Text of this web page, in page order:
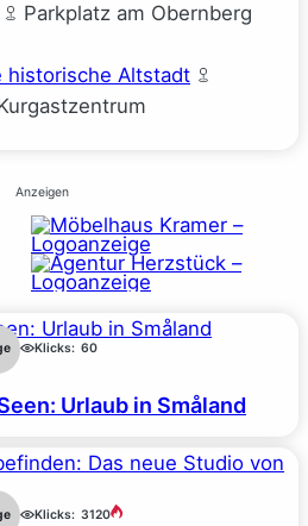
Parkplatz am Obernberg
historische Altstadt
Anzeigen
Klicks: 60
Urlaub in Småland
Klicks: 3120